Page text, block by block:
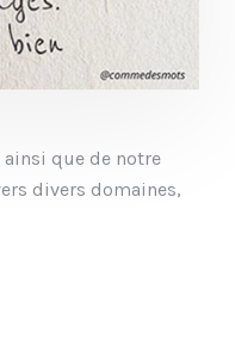
que de notre
divers domaines,